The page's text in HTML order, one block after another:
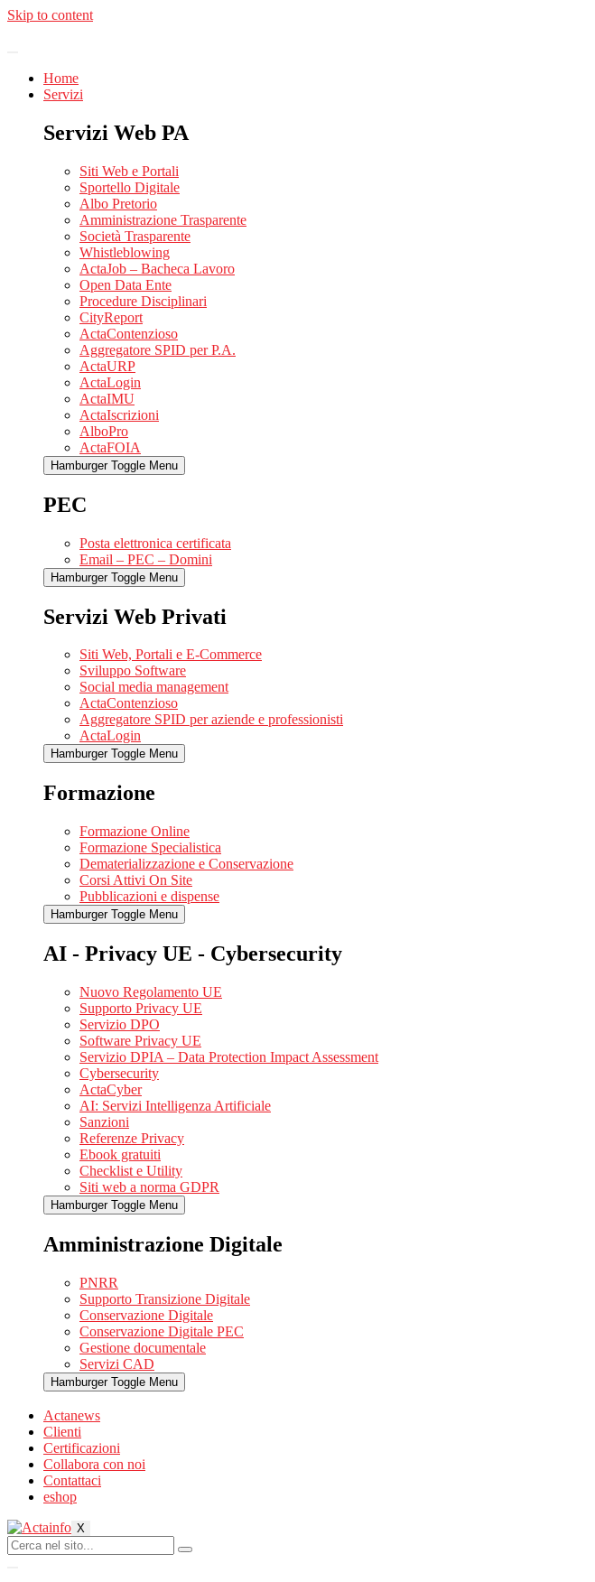
Skip to content
Home
Servizi
Servizi Web PA
Siti Web e Portali
Sportello Digitale
Albo Pretorio
Amministrazione Trasparente
Società Trasparente
Whistleblowing
ActaJob – Bacheca Lavoro
Open Data Ente
Procedure Disciplinari
CityReport
ActaContenzioso
Aggregatore SPID per P.A.
ActaURP
ActaLogin
ActaIMU
ActaIscrizioni
AlboPro
ActaFOIA
Hamburger Toggle Menu
PEC
Posta elettronica certificata
Email – PEC – Domini
Hamburger Toggle Menu
Servizi Web Privati
Siti Web, Portali e E-Commerce
Sviluppo Software
Social media management
ActaContenzioso
Aggregatore SPID per aziende e professionisti
ActaLogin
Hamburger Toggle Menu
Formazione
Formazione Online
Formazione Specialistica
Dematerializzazione e Conservazione
Corsi Attivi On Site
Pubblicazioni e dispense
Hamburger Toggle Menu
AI - Privacy UE - Cybersecurity
Nuovo Regolamento UE
Supporto Privacy UE
Servizio DPO
Software Privacy UE
Servizio DPIA – Data Protection Impact Assessment
Cybersecurity
ActaCyber
AI: Servizi Intelligenza Artificiale
Sanzioni
Referenze Privacy
Ebook gratuiti
Checklist e Utility
Siti web a norma GDPR
Hamburger Toggle Menu
Amministrazione Digitale
PNRR
Supporto Transizione Digitale
Conservazione Digitale
Conservazione Digitale PEC
Gestione documentale
Servizi CAD
Hamburger Toggle Menu
Actanews
Clienti
Certificazioni
Collabora con noi
Contattaci
eshop
X